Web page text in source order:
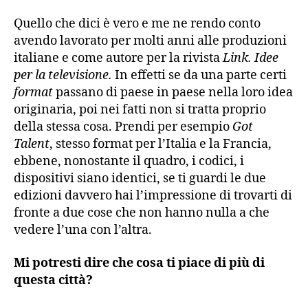
Quello che dici è vero e me ne rendo conto
avendo lavorato per molti anni alle produzioni
italiane e come autore per la rivistaLink. Idee
per la televisione. In effetti se da una parte certi
formatpassano di paese in paese nella loro idea
originaria, poi nei fatti non si tratta proprio
della stessa cosa. Prendi per esempio Got
Talent, stesso format per l’Italia e la Francia,
ebbene, nonostante il quadro, i codici, i
dispositivi siano identici, se ti guardi le due
edizioni davvero hai l’impressione di trovarti di
fronte a due cose che non hanno nulla a che
vedere l’una con l’altra.
Mi potresti dire che cosa ti piace di più di
questa città?